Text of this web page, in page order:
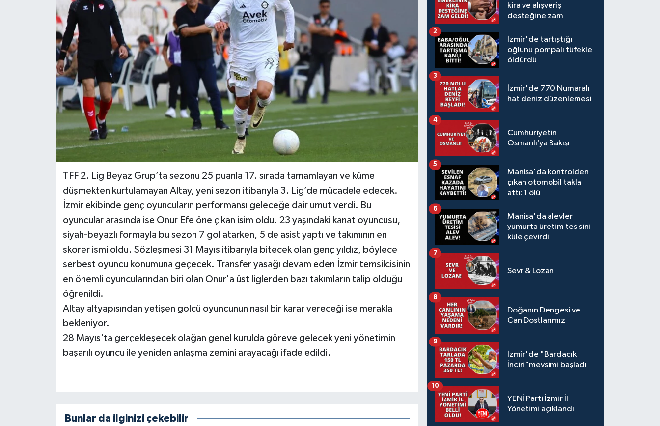
TFF 2. Lig Beyaz Grup’ta sezonu 25 puanla 17. sırada tamamlayan ve küme
düşmekten kurtulamayan Altay, yeni sezon itibarıyla 3. Lig’de mücadele edecek.
İzmir ekibinde genç oyuncuların performansı geleceğe dair umut verdi. Bu
oyuncular arasında ise Onur Efe öne çıkan isim oldu. 23 yaşındaki kanat oyuncusu,
siyah-beyazlı formayla bu sezon 7 gol atarken, 5 de asist yaptı ve takımının en
skorer ismi oldu. Sözleşmesi 31 Mayıs itibarıyla bitecek olan genç yıldız, böylece
serbest oyuncu konumuna geçecek. Transfer yasağı devam eden İzmir temsilcisinin
en önemli oyuncularından biri olan Onur'a üst liglerden bazı takımların talip olduğu
öğrenildi.
Altay altyapısından yetişen golcü oyuncunun nasıl bir karar vereceği ise merakla
bekleniyor.
28 Mayıs'ta gerçekleşecek olağan genel kurulda göreve gelecek yeni yönetimin
başarılı oyuncu ile yeniden anlaşma zemini arayacağı ifade edildi.
Bunlar da ilginizi çekebilir
kira ve alışveriş
desteğine zam
İzmir'de tartıştığı
oğlunu pompalı tüfekle
öldürdü
2
İzmir'de 770 Numaralı
hat deniz düzenlemesi
3
Cumhuriyetin
Osmanlı’ya Bakışı
4
Manisa'da kontrolden
çıkan otomobil takla
attı: 1 ölü
5
Manisa'da alevler
yumurta üretim tesisini
küle çevirdi
6
Sevr & Lozan
7
Doğanın Dengesi ve
Can Dostlarımız
8
İzmir'de "Bardacık
İnciri"mevsimi başladı
9
YENİ Parti İzmir İl
Yönetimi açıklandı
10